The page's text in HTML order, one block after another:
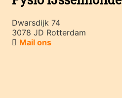
Dwarsdijk 74
3078 JD Rotterdam
Mail ons